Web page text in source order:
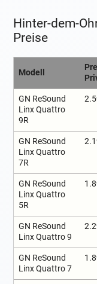
Hinter-dem-
Preise
Modell
GN ReSound
Linx Quattro
9R
GN ReSound
Linx Quattro
7R
GN ReSound
Linx Quattro
5R
GN ReSound
Linx Quattro 9
GN ReSound
Linx Quattro 7